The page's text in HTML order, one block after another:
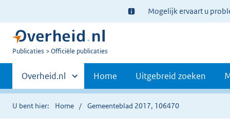
Ter
informatie:
Mogelijk ervaart u
U
Publicaties Officiële publicaties
Primaire
navigatie
Andere
sites
binnen
Overheid.nl Home Uitgebreid zoeken
U bent hier: Home Gemeenteblad 2017, 106470